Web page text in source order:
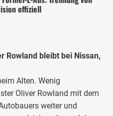
offiziell
Rowland bleibt bei Nissan,
Alten. Wenig
Oliver Rowland mit dem
weiter und